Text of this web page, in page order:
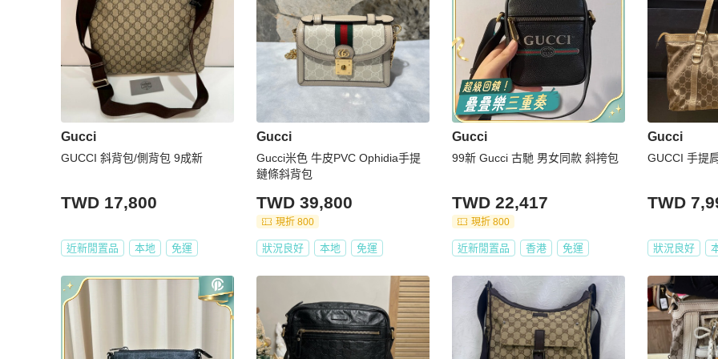
Gucci
GUCCI 斜背包/側背包 9成新
TWD 17,800
近新閒置品 本地 免運
Gucci
Gucci米色 牛皮PVC Ophidia手提
鏈條斜背包
TWD 39,800
現折 800
狀況良好 本地 免運
Gucci
99新 Gucci 古馳 男女同款 斜挎包
TWD 22,417
現折 800
近新閒置品 香港 免運
Gucci
GUCCI 手提
TWD
狀況良好